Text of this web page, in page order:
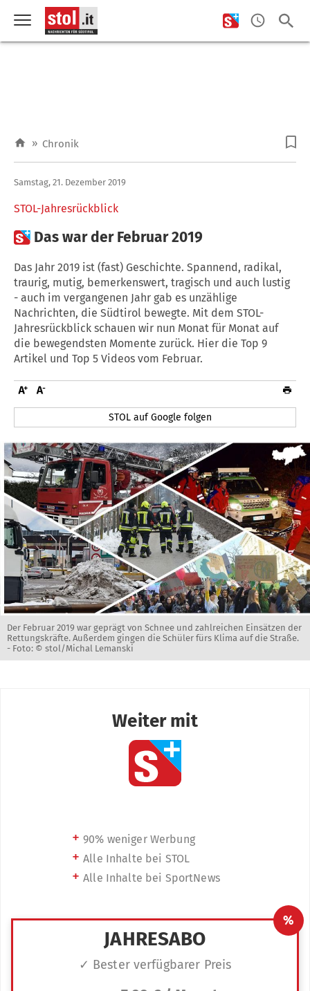
» Chronik
STOL-Jahresrückblick
Samstag, 21. Dezember 2019
 Das war der Februar 2019
Das Jahr 2019 ist (fast) Geschichte. Spannend, radikal,
traurig, mutig, bemerkenswert, tragisch und auch lustig
- auch im vergangenen Jahr gab es unzählige
Nachrichten, die Südtirol bewegte. Mit dem STOL-
Jahresrückblick schauen wir nun Monat für Monat auf
die bewegendsten Momente zurück. Hier die Top 9
Artikel und Top 5 Videos vom Februar.
STOL auf Google folgen
Der Februar 2019 war geprägt von Schnee und zahlreichen Einsätzen der
Rettungskräfte. Außerdem gingen die Schüler fürs Klima auf die Straße.
- Foto: © stol/Michal Lemanski